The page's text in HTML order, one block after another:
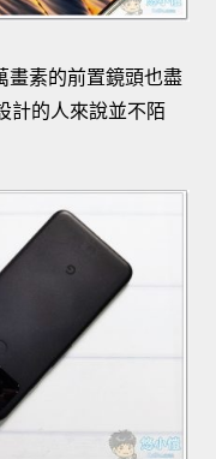
畫素的前置鏡頭也盡
計的人來說並不陌